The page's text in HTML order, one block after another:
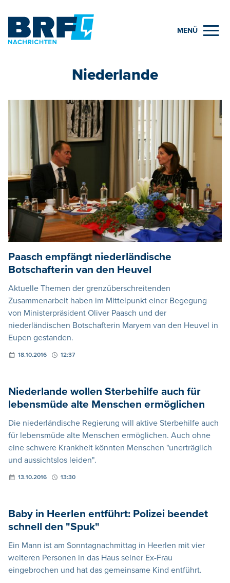
MENÜ
Niederlande
Paasch empfängt niederländische
Botschafterin van den Heuvel
Aktuelle Themen der grenzüberschreitenden
Zusammenarbeit haben im Mittelpunkt einer Begegung
von Ministerpräsident Oliver Paasch und der
niederländischen Botschafterin Maryem van den Heuvel in
Eupen gestanden.
18.10.2016 12:37
Niederlande wollen Sterbehilfe auch für
lebensmüde alte Menschen ermöglichen
Die niederländische Regierung will aktive Sterbehilfe auch
für lebensmüde alte Menschen ermöglichen. Auch ohne
eine schwere Krankheit könnten Menschen "unerträglich
und aussichtslos leiden".
13.10.2016 13:30
Baby in Heerlen entführt: Polizei beendet
schnell den "Spuk"
Ein Mann ist am Sonntagnachmittag in Heerlen mit vier
weiteren Personen in das Haus seiner Ex-Frau
eingebrochen und hat das gemeinsame Kind entführt.